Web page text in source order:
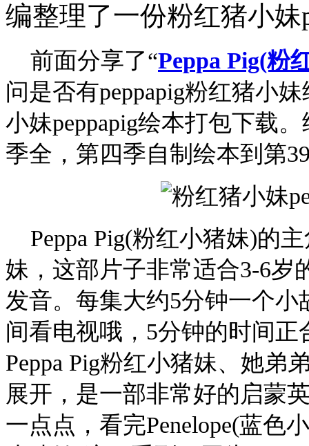
编整理了一份粉红猪小妹
前面分享了“Peppa Pig(粉
问是否有peppapig粉红猪小妹
小妹peppapig绘本打包下载
季全，第四季自制绘本到第
Peppa Pig(粉红小猪妹)的
妹，这部片子非常适合3-6岁
发音。每集大约5分钟一个
间看电视哦，5分钟的时间
Peppa Pig粉红小猪妹、她弟
展开，是一部非常好的启蒙
一点点，看完Penelope(蓝色